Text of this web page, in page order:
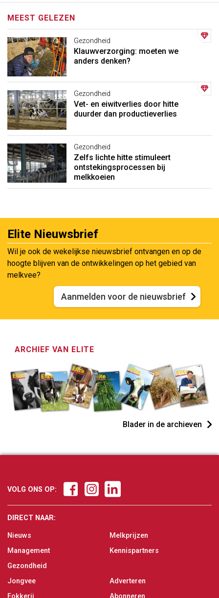
MEEST GELEZEN
Gezondheid
Klauwverzorging: moeten we
anders denken?
Gezondheid
Vet- en eiwitverlies door hitte
duurder dan productieverlies
Gezondheid
Zelfs lichte hitte stimuleert
ontstekingsprocessen bij
melkkoeien
Elite Nieuwsbrief
Wil je ook de wekelijkse nieuwsbrief ontvangen en op de
hoogte blijven van de ontwikkelingen op het gebied van
melkvee?
Aanmelden voor de nieuwsbrief
ARCHIEF VAN ELITE
Blader in de archieven
VOLG ONS OP:
DIRECT NAAR:
Nieuws
Management
Gezondheid
Jongvee
Fokkerij
Melkprijzen
Kennispartners
Adverteren
Abonneren